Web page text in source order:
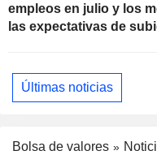
empleos en julio y los
las expectativas de
Últimas noticias
Bolsa de valores